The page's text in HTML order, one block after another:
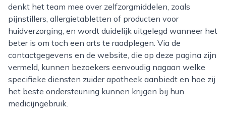
denkt het team mee over zelfzorgmiddelen, zoals
pijnstillers, allergietabletten of producten voor
huidverzorging, en wordt duidelijk uitgelegd wanneer het
beter is om toch een arts te raadplegen. Via de
contactgegevens en de website, die op deze pagina zijn
vermeld, kunnen bezoekers eenvoudig nagaan welke
specifieke diensten zuider apotheek aanbiedt en hoe zij
het beste ondersteuning kunnen krijgen bij hun
medicijngebruik.